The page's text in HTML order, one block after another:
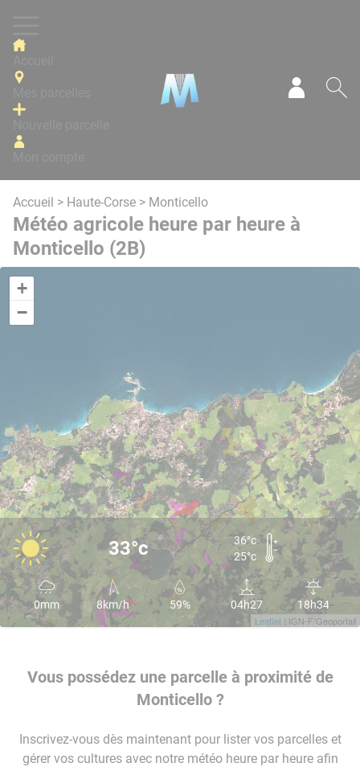
Accueil > Haute-Corse > Monticello
Météo agricole heure par heure à
Monticello (2B)
+
−
Leaflet | IGN-F/Geoportail
33°c
36°c
25°c
0mm 8km/h 59% 04h27 18h34
Vous possédez une parcelle à proximité de
Monticello ?
Inscrivez-vous dès maintenant pour lister vos parcelles et
gérer vos cultures avec notre météo heure par heure afin